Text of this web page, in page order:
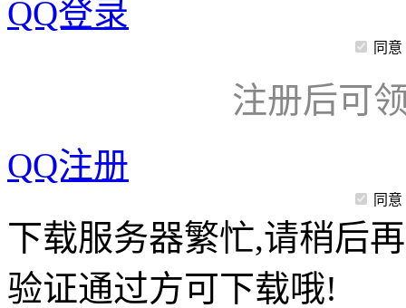
QQ登录
同意
注册后可
QQ注册
同意
下载服务器繁忙,请稍后
验证通过方可下载哦!